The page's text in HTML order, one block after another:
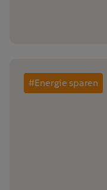
#Energie sparen